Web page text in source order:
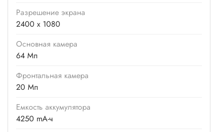
Разрешение экрана
2400 x 1080
Основная камера
64 Мп
Фронтальная камера
20 Мп
Емкость аккумулятора
4250 mA-ч